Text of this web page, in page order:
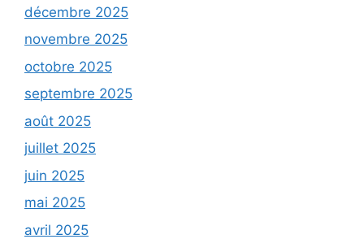
décembre 2025
novembre 2025
octobre 2025
septembre 2025
août 2025
juillet 2025
juin 2025
mai 2025
avril 2025